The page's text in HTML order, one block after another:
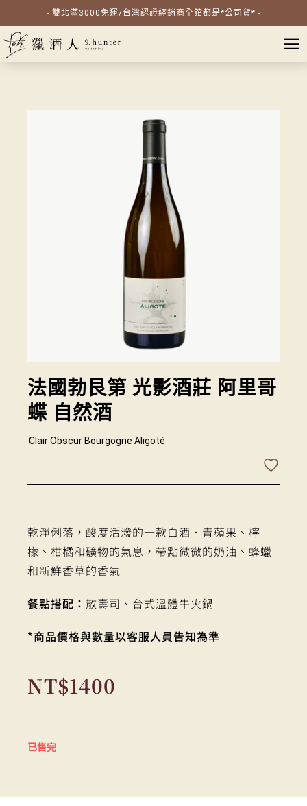
- 雙北滿3000免運/台灣認證經銷商全館都是*公司貨* -
法國勃艮第 光影酒莊 阿里哥
蝶 自然酒
Clair Obscur Bourgogne Aligoté
乾淨俐落，酸度活潑的一款白酒．青蘋果、檸
檬、柑橘和礦物的氣息，帶點微微的奶油、蜂蠟
和新鮮香草的香氣
餐點搭配： 散壽司、台式溫體牛火鍋
*商品價格與數量以客服人員告知為準
NT$1400
已售完